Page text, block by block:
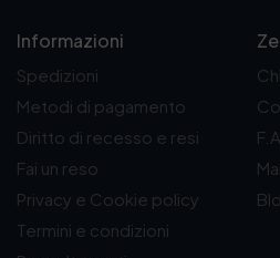
Informazioni
Spedizioni
Metodi di pagamento
Diritto di recesso e resi
Fai un reso
Privacy e Cookie policy
Termini e condizioni